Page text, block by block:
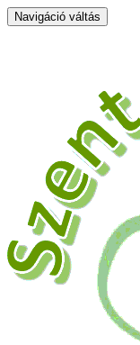
Navigáció váltás